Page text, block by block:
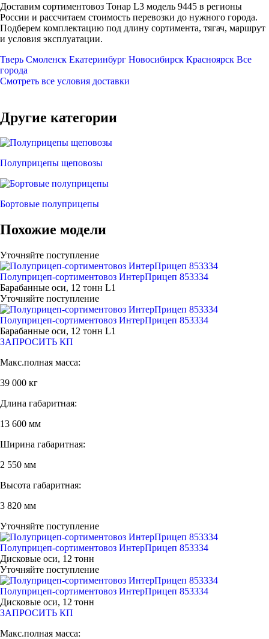
Доставим сортиментовоз Тонар L3 модель 9445 в регионы
России и рассчитаем стоимость перевозки до нужного города.
Подберем комплектацию под длину сортимента, тягач, маршрут
и условия эксплуатации.
Тверь Смоленск Екатеринбург Новосибирск Красноярск Все
города
Смотреть все условия доставки
Другие категории
Полуприцепы щеповозы
Бортовые полуприцепы
Похожие модели
Уточняйте поступление
Полуприцеп-сортиментовоз ИнтерПрицеп 853334
Барабанные оси, 12 тонн L1
Уточняйте поступление
Полуприцеп-сортиментовоз ИнтерПрицеп 853334
Барабанные оси, 12 тонн L1
ЗАПРОСИТЬ КП
Макс.полная масса:
39 000 кг
Длина габаритная:
13 600 мм
Ширина габаритная:
2 550 мм
Высота габаритная:
3 820 мм
Уточняйте поступление
Полуприцеп-сортиментовоз ИнтерПрицеп 853334
Дисковые оси, 12 тонн
Уточняйте поступление
Полуприцеп-сортиментовоз ИнтерПрицеп 853334
Дисковые оси, 12 тонн
ЗАПРОСИТЬ КП
Макс.полная масса: